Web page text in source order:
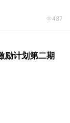
487
励计划第二期